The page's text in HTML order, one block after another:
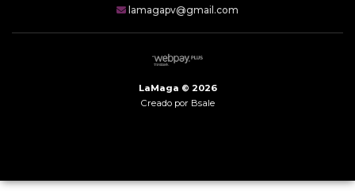
lamagapv@gmail.com
LaMaga © 2026
Creado por Bsale